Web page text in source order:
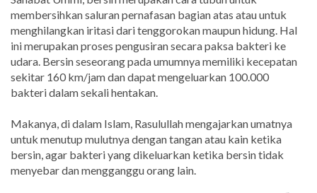
membersihkan saluran pernafasan bagian atas atau untuk
menghilangkan iritasi dari tenggorokan maupun hidung. Hal
ini merupakan proses pengusiran secara paksa bakteri ke
udara. Bersin seseorang pada umumnya memiliki kecepatan
sekitar 160 km/jam dan dapat mengeluarkan 100.000
bakteri dalam sekali hentakan.
Makanya, di dalam Islam, Rasulullah mengajarkan umatnya
untuk menutup mulutnya dengan tangan atau kain ketika
bersin, agar bakteri yang dikeluarkan ketika bersin tidak
menyebar dan mengganggu orang lain.